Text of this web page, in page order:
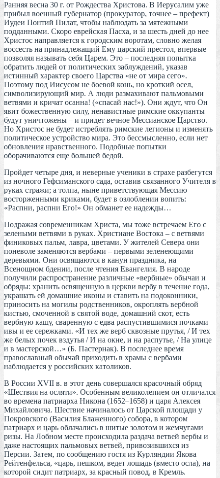
Ранняя весна 30 г. от Рождества Христова. В Иерусалим уже
прибыл военный губернатор (прокуратор, точнее – префект)
Иудеи Понтий Пилат, чтобы наблюдать за мятежными
подданными. Скоро еврейская Пасха, и за шесть дней до нее
Христос направляется к городским воротам, словно желая
воссесть на принадлежащий Ему царский престол, впервые
позволяя называть себя Царем. Это – последняя попытка
обратить людей от политических заблуждений, указав
истинный характер своего Царства «не от мира сего».
Поэтому под Иисусом не боевой конь, но кроткий осел,
символизирующий мир. А люди размахивают пальмовыми
ветвями и кричат осанна! («спасай нас!»). Они ждут, что Он
явит божественную силу, ненавистные римские оккупанты
будут уничтожены – и придет вечное Мессианское Царство.
Но Христос не будет истреблять римские легионы и изменять
политическое устройство мира. Это бессмысленно, если нет
обновления нравственного. Подобные попытки
оборачиваются еще большей бедой.
Пройдет четыре дня, и неверные ученики в страхе разбегутся
из ночного Гефсиманского сада, оставив связанного Учителя в
руках стражи; а толпа, ныне приветствующая Мессию
восторженными криками, будет в озлоблении вопить:
«Распни, распни Его!» Он обманет ее надежды…
Подражая современникам Христа, мы тоже встречаем Его с
зелеными ветвями в руках. Христиане Востока – с ветвями
финиковых пальм, лавра, цветами. У жителей Севера они
поневоле заменяются вербами – первыми зеленеющими
деревьями. Они освящаются в канун праздника, на
Всенощном бдении, после чтения Евангелия. В народе
получили распространение различные «вербные» обычаи и
обряды: хранить освященную в церкви вербу в течение года,
украшать ей домашние иконы и ставить на подоконники,
приносить на могилы родственников, окроплять вербной
кистью, смоченной в святой воде, домашний скот, есть
вербную кашу, сваренную с едва распустившимися почками
ивы и ее сережками. «И тех же верб сквозные прутья, / И тех
же белых почек вздутья / И на окне, и на распутье, / На улице
и в мастерской…» (Б. Пастернак). В последнее время
православный обычай приходить в храмы с вербами
наблюдается у российских католиков.
В России XVII в. в этот день совершался красочный обряд
«Шествия на осляти». Особенным великолепием он отличался
во времена патриарха Никона (1652–1658) и царя Алексея
Михайловича. Шествие начиналось от Царской площади у
Покровского (Василия Блаженного) собора, в котором
патриарх и царь облачались в шитые золотом и жемчугами
ризы. На Лобном месте происходила раздача ветвей вербы и
даже настоящих пальмовых ветвей, привозившихся из
Персии. Затем, по сообщению гостя из Курляндии Якова
Рейтенфельса, «царь, пешком, ведет лошадь (вместо осла), на
которой сидит патриарх, за красный повод, в Кремль.